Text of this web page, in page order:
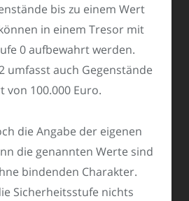
bis zu einem Wert
in einem Tresor mit
0 aufbewahrt werden.
umfasst auch Gegenstände
von 100.000 Euro.
die Angabe der eigenen
die genannten Werte sind
bindenden Charakter.
Sicherheitsstufe nichts